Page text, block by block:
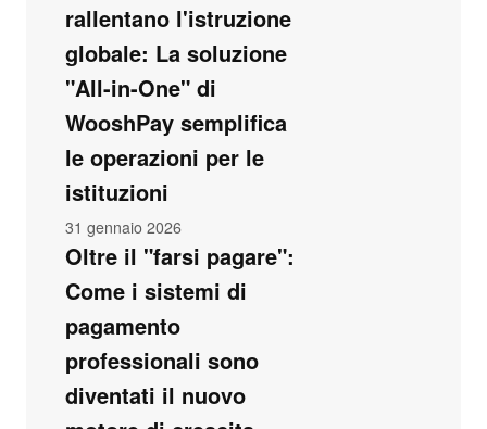
rallentano l'istruzione
globale: La soluzione
"All-in-One" di
WooshPay semplifica
le operazioni per le
istituzioni
31 gennaio 2026
Oltre il "farsi pagare":
Come i sistemi di
pagamento
professionali sono
diventati il nuovo